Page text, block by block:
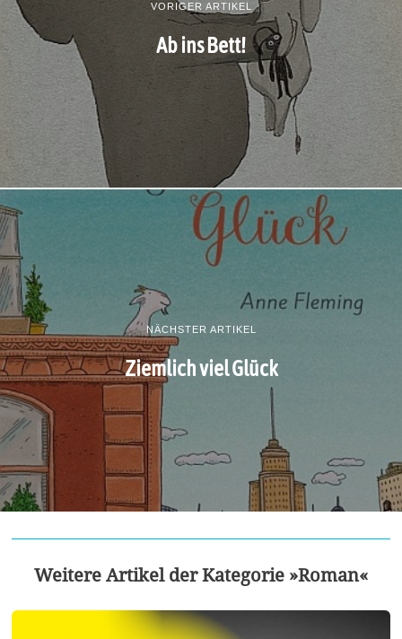
VORIGER ARTIKEL
Ab ins Bett!
NÄCHSTER ARTIKEL
Ziemlich viel Glück
Weitere Artikel der Kategorie »Roman«